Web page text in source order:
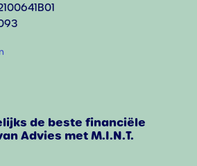
de beste financiële
Advies met M.I.N.T.